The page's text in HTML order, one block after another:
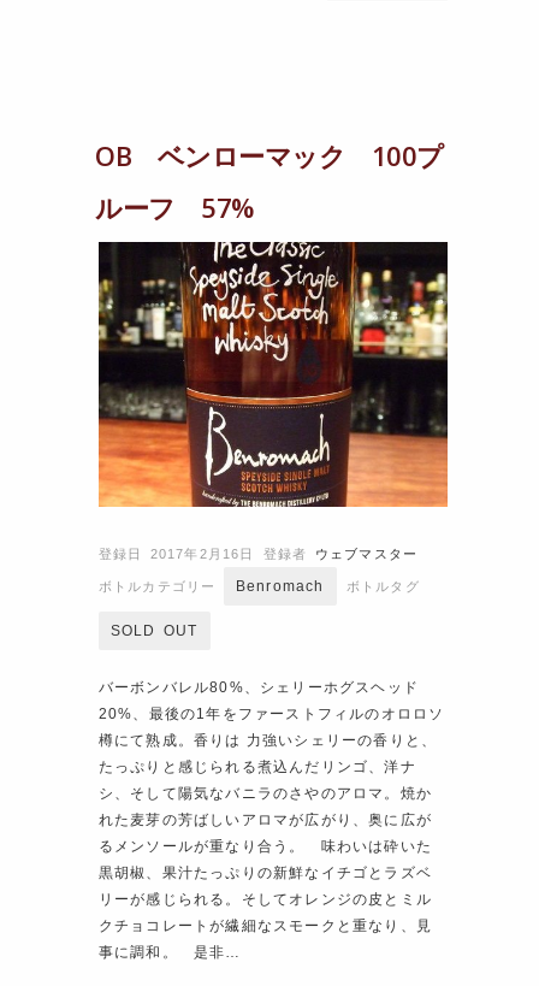
OB ベンローマック 100プ
ルーフ 57%
登録日 2017年2月16日 登録者 ウェブマスター
ボトルカテゴリー Benromach ボトルタグ
SOLD OUT
バーボンバレル80%、シェリーホグスヘッド
20%、最後の1年をファーストフィルのオロロソ
樽にて熟成。香りは 力強いシェリーの香りと、
たっぷりと感じられる煮込んだリンゴ、洋ナ
シ、そして陽気なバニラのさやのアロマ。焼か
れた麦芽の芳ばしいアロマが広がり、奥に広が
るメンソールが重なり合う。 味わいは砕いた
黒胡椒、果汁たっぷりの新鮮なイチゴとラズベ
リーが感じられる。そしてオレンジの皮とミル
クチョコレートが繊細なスモークと重なり、見
事に調和。 是非…